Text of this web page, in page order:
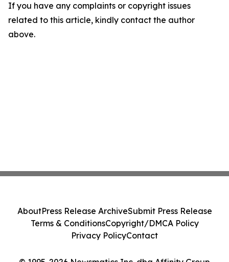
If you have any complaints or copyright issues
related to this article, kindly contact the author
above.
AboutPress Release ArchiveSubmit Press Release
Terms & ConditionsCopyright/DMCA Policy
Privacy PolicyContact